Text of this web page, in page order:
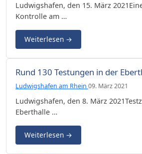
Ludwigshafen, den 15. März
Kontrolle am …
Weiterlesen →
Rund 130 Testungen in der
Ludwigshafen am Rhein 09. März 2021
Ludwigshafen, den 8. März
Eberthalle …
Weiterlesen →